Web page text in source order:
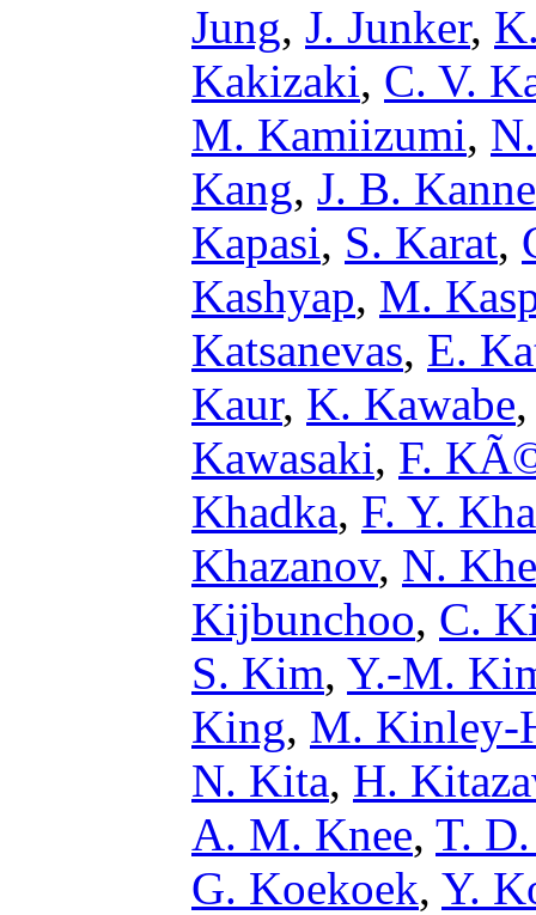
Jung, J. Junker,
Kakizaki, C. V.
M. Kamiizumi,
Kang, J. B.
Kapasi, S. Karat,
Kashyap, M.
Katsanevas, E.
Kaur, K. Kawabe
Kawasaki, F.
Khadka, F. Y.
Khazanov, N.
Kijbunchoo, C.
S. Kim, Y.-M.
King, M. Kinley-
N. Kita, H.
A. M. Knee, T.
G. Koekoek, Y.